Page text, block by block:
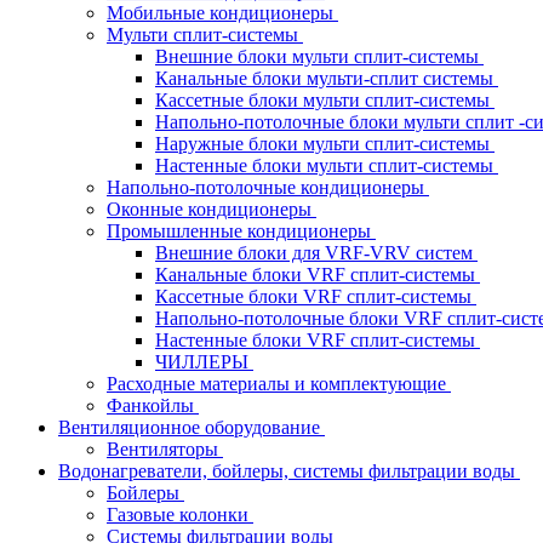
Мобильные кондиционеры
Мульти сплит-системы
Внешние блоки мульти сплит-системы
Канальные блоки мульти-сплит системы
Кассетные блоки мульти сплит-системы
Напольно-потолочные блоки мульти сплит -
Наружные блоки мульти сплит-системы
Настенные блоки мульти сплит-системы
Напольно-потолочные кондиционеры
Оконные кондиционеры
Промышленные кондиционеры
Внешние блоки для VRF-VRV систем
Канальные блоки VRF сплит-системы
Кассетные блоки VRF сплит-системы
Напольно-потолочные блоки VRF сплит-
Настенные блоки VRF сплит-системы
ЧИЛЛЕРЫ
Расходные материалы и комплектующие
Фанкойлы
Вентиляционное оборудование
Вентиляторы
Водонагреватели, бойлеры, системы фильтрации воды
Бойлеры
Газовые колонки
Системы фильтрации воды